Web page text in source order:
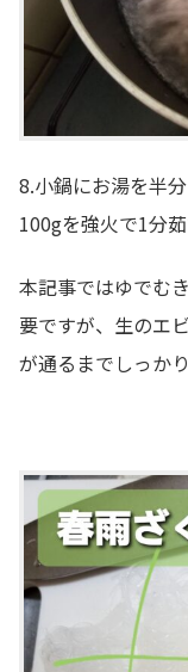
8.小鍋にお湯を半
100gを強火で1分茹
本記事ではゆでむ
要ですが、生のエ
が通るまでしっか